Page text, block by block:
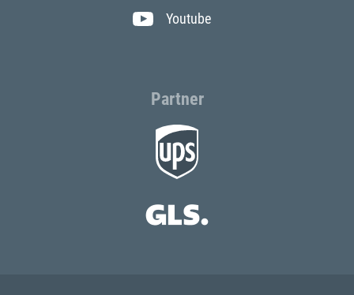
Youtube
Partner